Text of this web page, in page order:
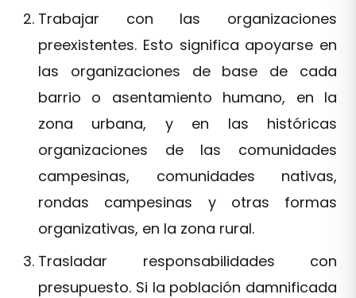
Trabajar con las organizaciones
preexistentes. Esto significa apoyarse en
las organizaciones de base de cada
barrio o asentamiento humano, en la
zona urbana, y en las históricas
organizaciones de las comunidades
campesinas, comunidades nativas,
rondas campesinas y otras formas
organizativas, en la zona rural.
Trasladar responsabilidades con
presupuesto. Si la población damnificada